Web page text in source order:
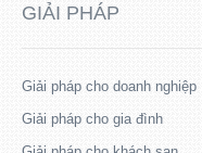
GIẢI PHÁP
Giải pháp cho doanh nghiệp
Giải pháp cho gia đình